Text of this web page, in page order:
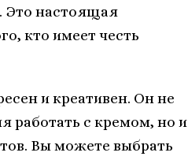
Это настоящая
кто имеет честь
и креативен. Он не
работать с кремом, но и
Вы можете выбрать